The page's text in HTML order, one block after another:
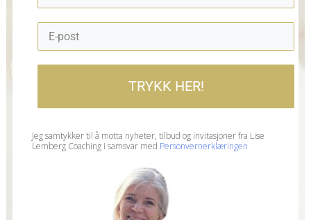
TRYKK HER!
Jeg samtykker til å motta nyheter, tilbud og invitasjoner fra Lise
Lemberg Coaching i samsvar med Personvernerklæringen